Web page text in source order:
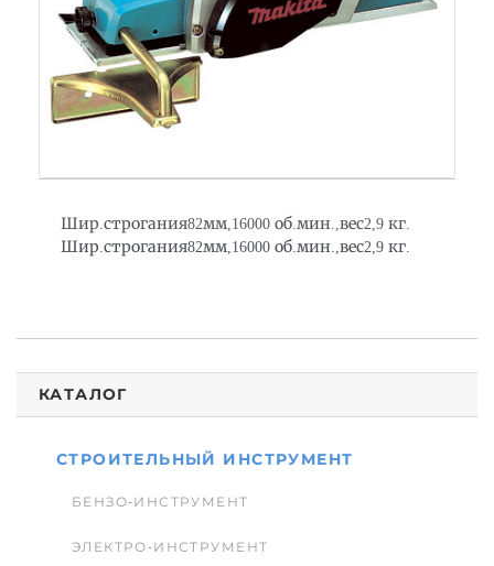
Шир.строгания82мм,16000 об.мин.,вес2,9 кг.
Шир.строгания82мм,16000 об.мин.,вес2,9 кг.
КАТАЛОГ
СТРОИТЕЛЬНЫЙ ИНСТРУМЕНТ
БЕНЗО-ИНСТРУМЕНТ
ЭЛЕКТРО-ИНСТРУМЕНТ